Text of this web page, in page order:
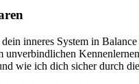
inneres System in
unverbindlichen
wie ich dich sicher durch